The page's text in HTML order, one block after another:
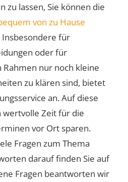
zu lassen, Sie können die
von zu Hause
Insbesondere für
oder für
Rahmen nur noch kleine
zu klären sind, bietet
an. Auf diese
wertvolle Zeit für die
vor Ort sparen.
Fragen zum Thema
darauf finden Sie auf
Fragen beantworten wir